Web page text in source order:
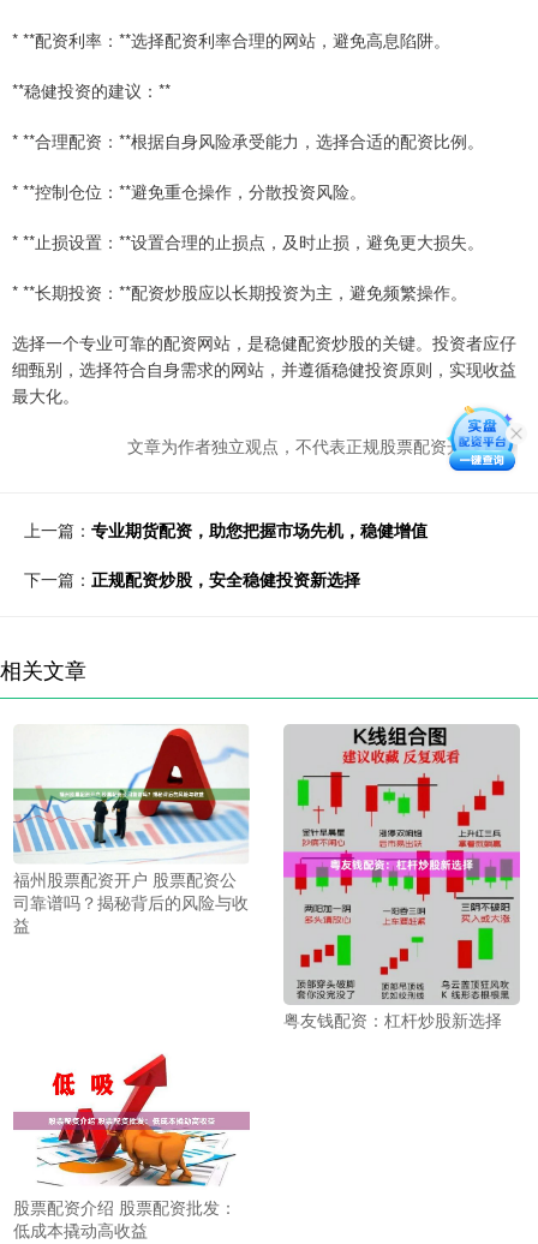
* **配资利率：**选择配资利率合理的网站，避免高息陷阱。
**稳健投资的建议：**
* **合理配资：**根据自身风险承受能力，选择合适的配资比例。
* **控制仓位：**避免重仓操作，分散投资风险。
* **止损设置：**设置合理的止损点，及时止损，避免更大损失。
* **长期投资：**配资炒股应以长期投资为主，避免频繁操作。
选择一个专业可靠的配资网站，是稳健配资炒股的关键。投资者应仔
细甄别，选择符合自身需求的网站，并遵循稳健投资原则，实现收益
最大化。
文章为作者独立观点，不代表正规股票配资开户观点
上一篇： 专业期货配资，助您把握市场先机，稳健增值
下一篇： 正规配资炒股，安全稳健投资新选择
相关文章
福州股票配资开户 股票配资公
司靠谱吗？揭秘背后的风险与收
益
粤友钱配资：杠杆炒股新选择
股票配资介绍 股票配资批发：
低成本撬动高收益